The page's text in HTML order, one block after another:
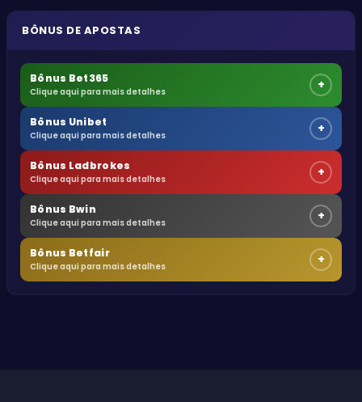
BÔNUS DE APOSTAS
Bônus Bet365
Clique aqui para mais detalhes +
Bônus Unibet
Clique aqui para mais detalhes +
Bônus Ladbrokes
Clique aqui para mais detalhes +
Bônus Bwin
Clique aqui para mais detalhes +
Bônus Betfair
Clique aqui para mais detalhes +